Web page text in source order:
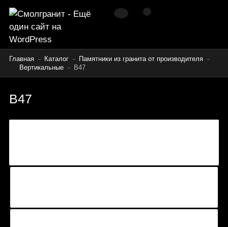
Главная Каталог
Памятники из гранита от производителя
Вертикальные
B47
B47